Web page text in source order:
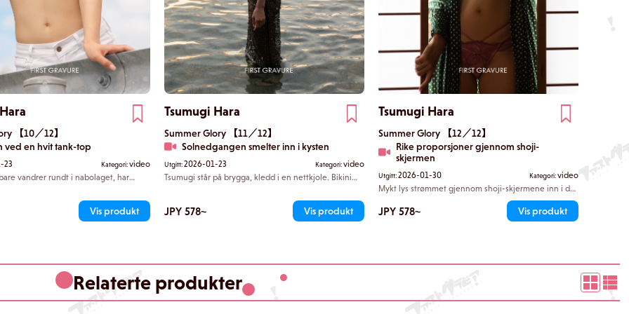
【10／12】
ved en hvit tank-top
23 Kategori:video
vandrer rundt i nabolaget, har
som ender opp med å føle deg
gang hun strekker seg på tå, vet du
Vis produkt
Tsumugi Hara
Summer Glory 【11／12】
Solnedgangen smelter inn i kysten
Utgitt:2026-01-23 Kategori:video
Tsumugi står på brygga, kledd i en nettkjole. Bikini
sammen mens de forsvinner inn i solnedgangen.
JPY 578~ Vis produkt
Tsumugi Hara
Summer Glory 【12／12】
Rike proporsjoner gjennom shoji-
skjermen
Utgitt:2026-01-30 Kategori:video
Mykt lys strømmet gjennom shoji-skjermene inn i det
japanske rommet, uten noe overflødig. Tsumugi
hektet langsomt fingrene under midjebåndet, og
med en nølende bevegelse løsnet stoffet. I neste
JPY 578~ Vis produkt
Relaterte produkter